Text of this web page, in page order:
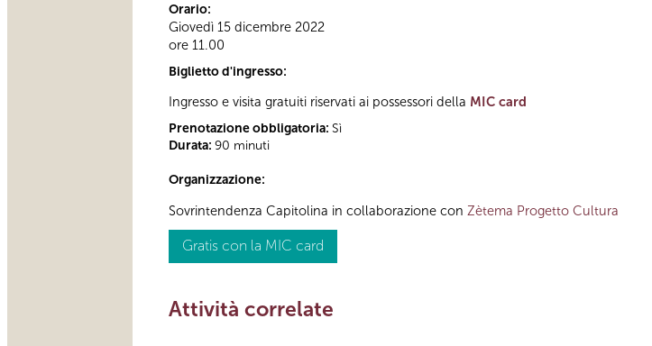
Orario:
Giovedì 15 dicembre 2022
ore 11.00
Biglietto d'ingresso:
Ingresso e visita gratuiti riservati ai possessori della MIC card
Prenotazione obbligatoria: Sì
Durata: 90 minuti
Organizzazione:
Sovrintendenza Capitolina in collaborazione con Zètema Progetto Cultura
Gratis con la MIC card
Attività correlate